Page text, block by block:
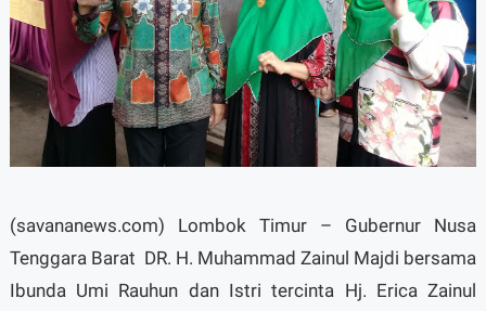
(savananews.com) Lombok Timur – Gubernur Nusa
Tenggara Barat DR. H. Muhammad Zainul Majdi bersama
Ibunda Umi Rauhun dan Istri tercinta Hj. Erica Zainul